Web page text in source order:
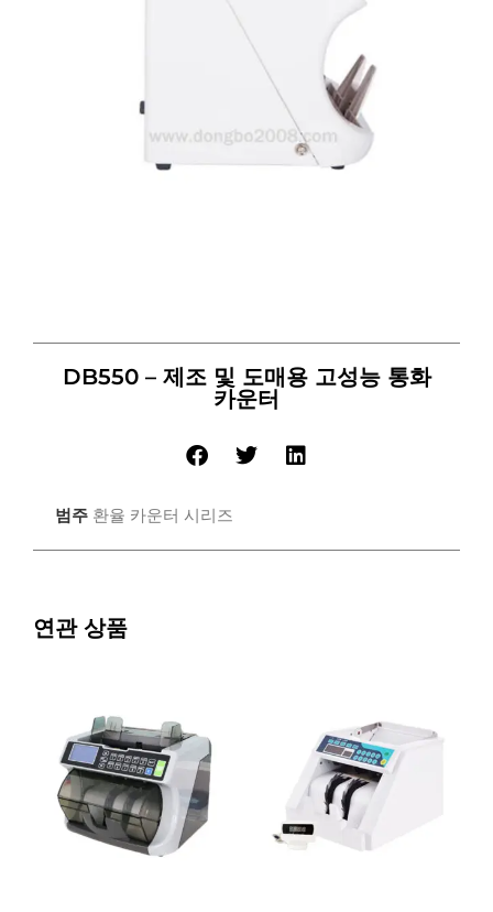
DB550 – 제조 및 도매용 고성능 통화
카운터
범주 환율 카운터 시리즈
연관 상품